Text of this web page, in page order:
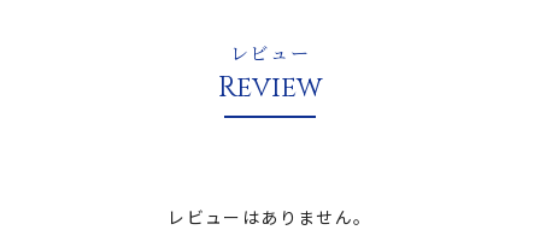
レビュー
Review
レビューはありません。